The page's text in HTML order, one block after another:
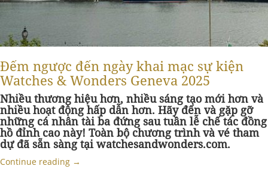
Đếm ngược đến ngày khai mạc sự kiện
Watches & Wonders Geneva 2025
Nhiều thương hiệu hơn, nhiều sáng tạo mới hơn và
nhiều hoạt động hấp dẫn hơn. Hãy đến và gặp gỡ
những cá nhân tài ba đứng sau tuần lễ chế tác đồng
hồ đỉnh cao này! Toàn bộ chương trình và vé tham
dự đã sẵn sàng tại watchesandwonders.com.
Continue reading →